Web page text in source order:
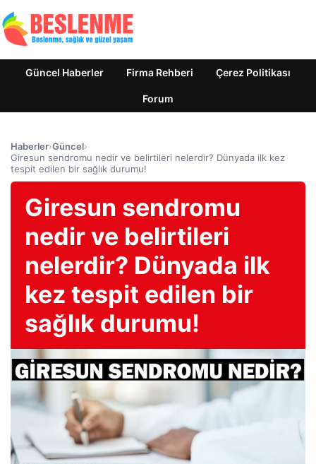
Güncel Haberler Firma Rehberi Çerez Politikası
Forum
Haberler›Güncel›
Giresun sendromu nedir ve belirtileri nelerdir? Dünyada ilk kez
tespit edilen bir sağlık durumu!
Giresun sendromu
nedir ve belirtileri
nelerdir? Dünyada ilk
kez tespit edilen bir
sağlık durumu!